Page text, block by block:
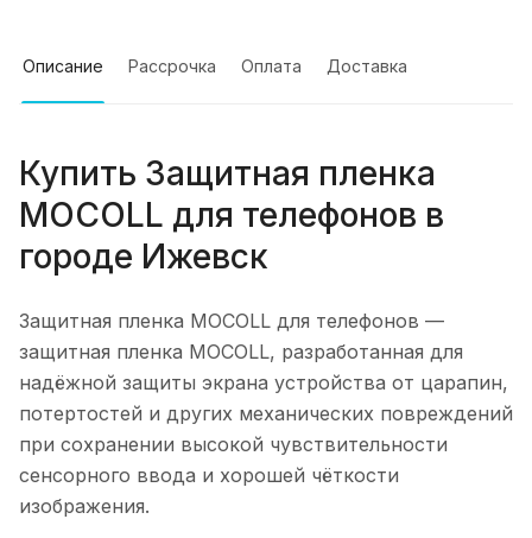
Описание Рассрочка Оплата Доставка
Купить Защитная пленка
MOCOLL для телефонов в
городе Ижевск
Защитная пленка MOCOLL для телефонов —
защитная пленка MOCOLL, разработанная для
надёжной защиты экрана устройства от царапин,
потертостей и других механических повреждений
при сохранении высокой чувствительности
сенсорного ввода и хорошей чёткости
изображения.